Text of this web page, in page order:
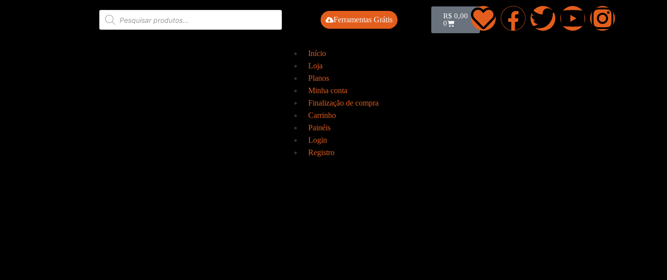
Ferramentas Grátis R$ 0,00
0
Início
Loja
Planos
Minha conta
Finalização de compra
Carrinho
Painéis
Login
Registro